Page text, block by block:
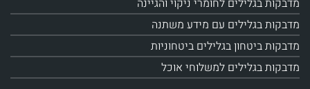
מדבקות בגלילים לחומרי ניקוי והגיינה
מדבקות בגלילים עם מידע משתנה
מדבקות ביטחון בגלילים ביטחוניות
מדבקות בגלילים למשלוחי אוכל